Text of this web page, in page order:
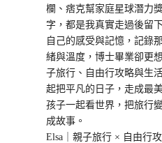
欄、痞克幫家庭星球潛力
字，都是我真實走過後留
自己的感受與記憶，記錄
緒與溫度，博士畢業卻更
子旅行、自由行攻略與生
起把平凡的日子，走成最
孩子一起看世界，把旅行
成故事。
Elsa｜親子旅行 × 自由行